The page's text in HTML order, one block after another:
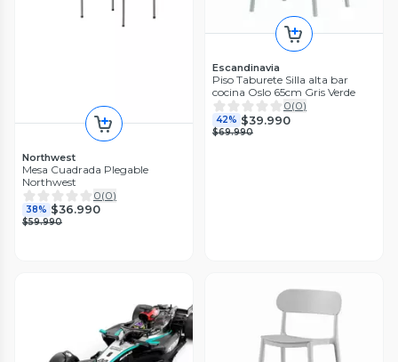
Northwest
Mesa Cuadrada Plegable
Northwest
0(0)
38% $36.990
$59.990
Escandinavia
Piso Taburete Silla alta bar
cocina Oslo 65cm Gris Verde
0(0)
42% $39.990
$69.990